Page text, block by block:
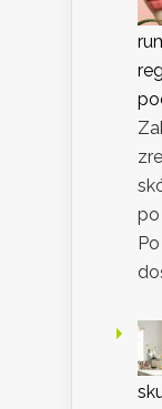
po